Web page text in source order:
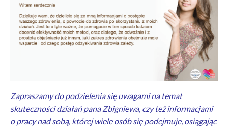
Zapraszamy do podzielenia się uwagami na temat
skuteczności działań pana Zbigniewa, czy też informacjami
o pracy nad sobą, której wiele osób się podejmuje, osiągając